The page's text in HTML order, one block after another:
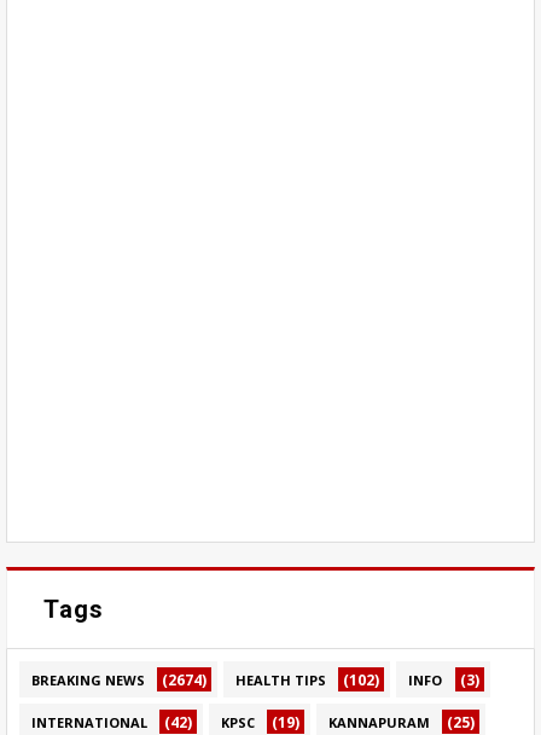
Tags
BREAKING NEWS (2674) HEALTH TIPS (102) INFO (3)
INTERNATIONAL (42) KPSC (19) KANNAPURAM (25)